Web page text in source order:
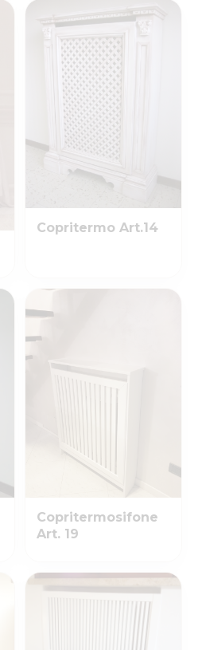
Copritermo Art.14
Copritermosifone
Art. 19